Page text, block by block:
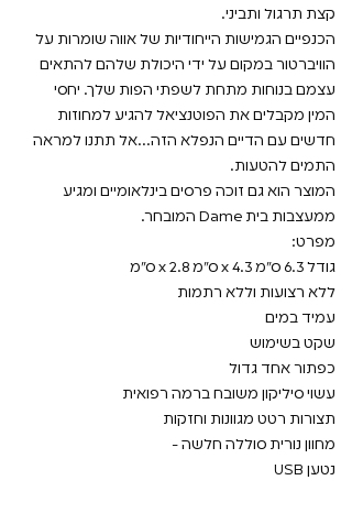
קצת תרגול ותביני.
הכנפיים הגמישות הייחודיות של אווה שומרות על
הוויברטור במקום על ידי היכולת שלהם להתאים
עצמם בנוחות מתחת לשפתי הפות שלך. יחסי
המין מקבלים את הפוטנציאל להגיע למחוזות
חדשים עם הדיים הנפלא הזה...אל תתנו למראה
התמים להטעות.
המוצר הוא גם זוכה פרסים בינלאומיים ומגיע
ממעצבות בית Dame המובחר.
מפרט:
גודל 6.3 ס"מ x 4.3 ס"מ x 2.8 ס"מ
ללא רצועות וללא רתמות
עמיד במים
שקט בשימוש
כפתור אחד גדול
עשוי סיליקון משובח ברמה רפואית
תצורות רטט מגוונות וחזקות
מחוון נורית סוללה חלשה -
נטען USB